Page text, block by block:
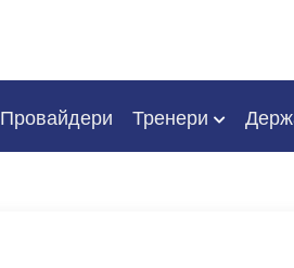
Провайдери Тренери